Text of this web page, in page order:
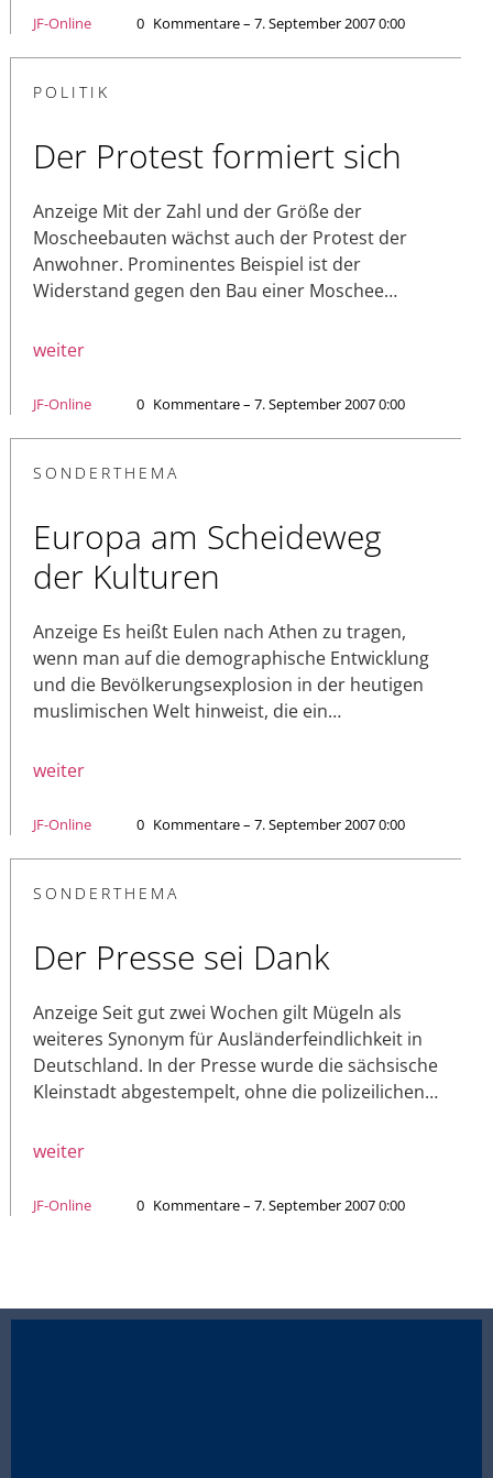
JF-Online 0 Kommentare – 7. September 2007 0:00
POLITIK
Der Protest formiert sich
Anzeige Mit der Zahl und der Größe der
Moscheebauten wächst auch der Protest der
Anwohner. Prominentes Beispiel ist der
Widerstand gegen den Bau einer Moschee…
weiter
JF-Online 0 Kommentare – 7. September 2007 0:00
SONDERTHEMA
Europa am Scheideweg
der Kulturen
Anzeige Es heißt Eulen nach Athen zu tragen,
wenn man auf die demographische Entwicklung
und die Bevölkerungsexplosion in der heutigen
muslimischen Welt hinweist, die ein…
weiter
JF-Online 0 Kommentare – 7. September 2007 0:00
SONDERTHEMA
Der Presse sei Dank
Anzeige Seit gut zwei Wochen gilt Mügeln als
weiteres Synonym für Ausländerfeindlichkeit in
Deutschland. In der Presse wurde die sächsische
Kleinstadt abgestempelt, ohne die polizeilichen…
weiter
JF-Online 0 Kommentare – 7. September 2007 0:00